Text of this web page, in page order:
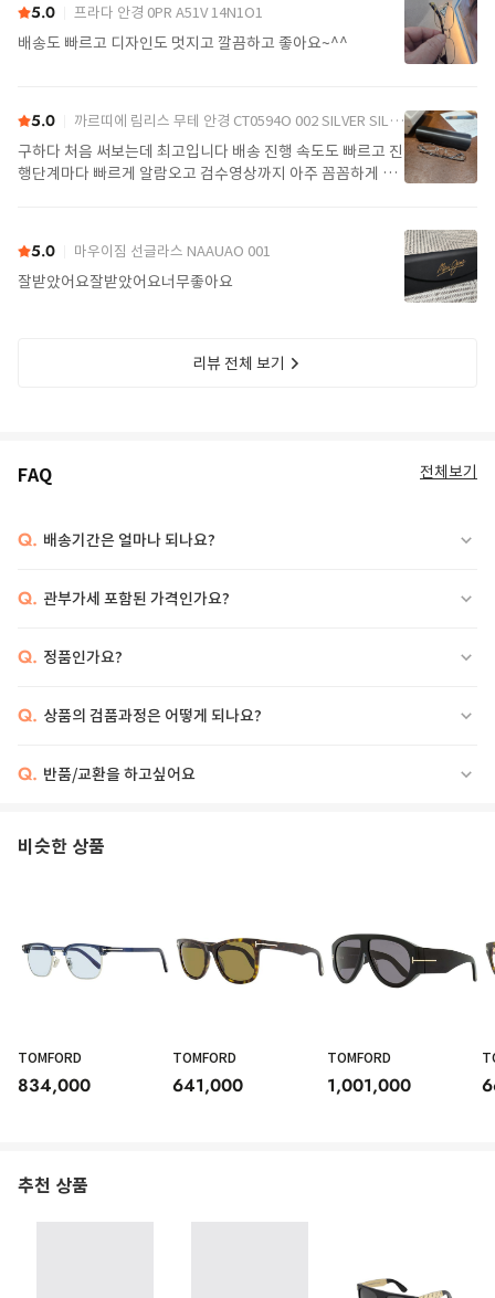
5.0 프라다 안경 0PR A51V 14N1O1
배송도 빠르고 디자인도 멋지고 깔끔하고 좋아요~^^
5.0 까르띠에 림리스 무테 안경 CT0594O 002 SILVER SILVER TRANSPARENT
구하다 처음 써보는데 최고입니다 배송 진행 속도도 빠르고 진
행단계마다 빠르게 알람오고 검수영상까지 아주 꼼꼼하게 찍
5.0 마우이짐 선글라스 NAAUAO 001
잘받았어요잘받았어요너무좋아요
리뷰 전체 보기
FAQ 전체보기
Q. 배송기간은 얼마나 되나요?
Q. 관부가세 포함된 가격인가요?
Q. 정품인가요?
Q. 상품의 검품과정은 어떻게 되나요?
Q. 반품/교환을 하고싶어요
비슷한 상품
TOMFORD
834,000
TOMFORD
641,000
TOMFORD
1,001,000
추천 상품